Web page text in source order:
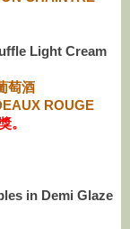
Light Cream
萄酒
ROUGE
。
in Demi Glaze